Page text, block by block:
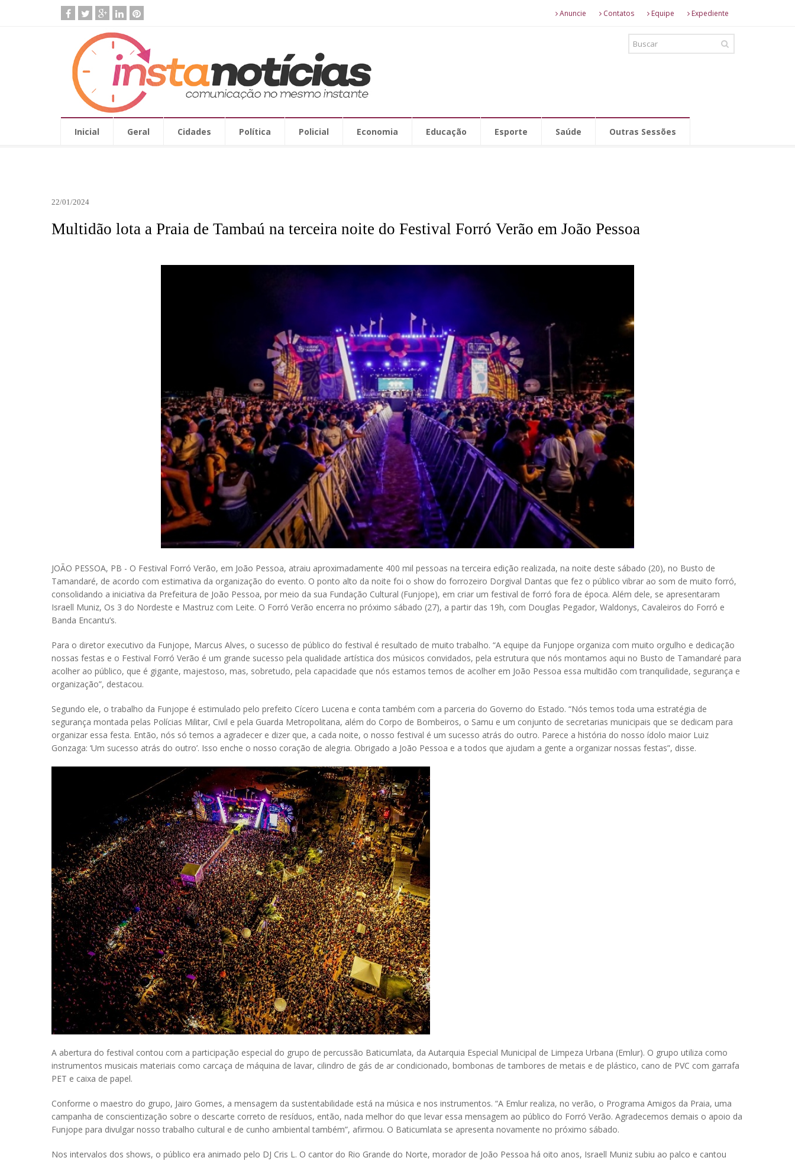
Anuncie Contatos Equipe Expediente
Inicial Geral Cidades Política Policial Economia Educação Esporte Saúde Outras Sessões
22/01/2024
Multidão lota a Praia de Tambaú na terceira noite do Festival Forró Verão em João Pessoa
JOÃO PESSOA, PB - O Festival Forró Verão, em João Pessoa, atraiu aproximadamente 400 mil pessoas na terceira edição realizada, na noite deste sábado (20), no Busto de
Tamandaré, de acordo com estimativa da organização do evento. O ponto alto da noite foi o show do forrozeiro Dorgival Dantas que fez o público vibrar ao som de muito forró,
consolidando a iniciativa da Prefeitura de João Pessoa, por meio da sua Fundação Cultural (Funjope), em criar um festival de forró fora de época. Além dele, se apresentaram
Israell Muniz, Os 3 do Nordeste e Mastruz com Leite. O Forró Verão encerra no próximo sábado (27), a partir das 19h, com Douglas Pegador, Waldonys, Cavaleiros do Forró e
Banda Encantu’s.
Para o diretor executivo da Funjope, Marcus Alves, o sucesso de público do festival é resultado de muito trabalho. “A equipe da Funjope organiza com muito orgulho e dedicação
nossas festas e o Festival Forró Verão é um grande sucesso pela qualidade artística dos músicos convidados, pela estrutura que nós montamos aqui no Busto de Tamandaré para
acolher ao público, que é gigante, majestoso, mas, sobretudo, pela capacidade que nós estamos temos de acolher em João Pessoa essa multidão com tranquilidade, segurança e
organização”, destacou.
Segundo ele, o trabalho da Funjope é estimulado pelo prefeito Cícero Lucena e conta também com a parceria do Governo do Estado. “Nós temos toda uma estratégia de
segurança montada pelas Polícias Militar, Civil e pela Guarda Metropolitana, além do Corpo de Bombeiros, o Samu e um conjunto de secretarias municipais que se dedicam para
organizar essa festa. Então, nós só temos a agradecer e dizer que, a cada noite, o nosso festival é um sucesso atrás do outro. Parece a história do nosso ídolo maior Luiz
Gonzaga: ‘Um sucesso atrás do outro’. Isso enche o nosso coração de alegria. Obrigado a João Pessoa e a todos que ajudam a gente a organizar nossas festas”, disse.
A abertura do festival contou com a participação especial do grupo de percussão Baticumlata, da Autarquia Especial Municipal de Limpeza Urbana (Emlur). O grupo utiliza como
instrumentos musicais materiais como carcaça de máquina de lavar, cilindro de gás de ar condicionado, bombonas de tambores de metais e de plástico, cano de PVC com garrafa
PET e caixa de papel.
Conforme o maestro do grupo, Jairo Gomes, a mensagem da sustentabilidade está na música e nos instrumentos. “A Emlur realiza, no verão, o Programa Amigos da Praia, uma
campanha de conscientização sobre o descarte correto de resíduos, então, nada melhor do que levar essa mensagem ao público do Forró Verão. Agradecemos demais o apoio da
Funjope para divulgar nosso trabalho cultural e de cunho ambiental também”, afirmou. O Baticumlata se apresenta novamente no próximo sábado.
Nos intervalos dos shows, o público era animado pelo DJ Cris L. O cantor do Rio Grande do Norte, morador de João Pessoa há oito anos, Israell Muniz subiu ao palco e cantou